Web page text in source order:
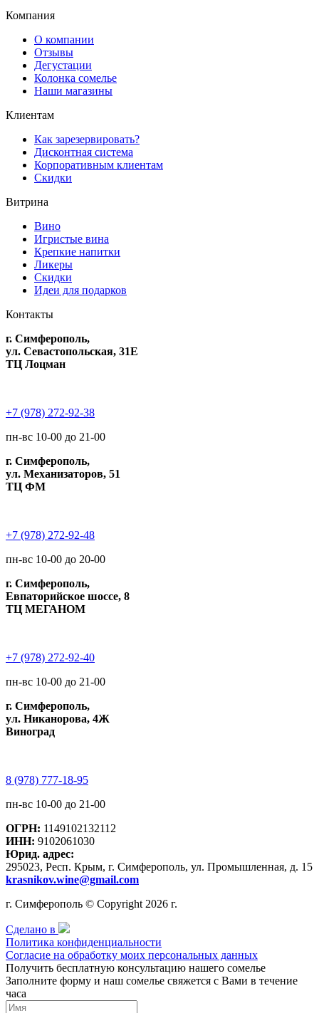
Компания
О компании
Отзывы
Дегустации
Колонка сомелье
Наши магазины
Клиентам
Как зарезервировать?
Дисконтная система
Корпоративным клиентам
Скидки
Витрина
Вино
Игристые вина
Крепкие напитки
Ликеры
Скидки
Идеи для подарков
Контакты
г. Симферополь,
ул. Севастопольская, 31Е
ТЦ Лоцман
+7 (978) 272-92-38
пн-вс 10-00 до 21-00
г. Симферополь,
ул. Механизаторов, 51
ТЦ ФМ
+7 (978) 272-92-48
пн-вс 10-00 до 20-00
г. Симферополь,
Евпаторийское шоссе, 8
ТЦ МЕГАНОМ
+7 (978) 272-92-40
пн-вс 10-00 до 21-00
г. Симферополь,
ул. Никанорова, 4Ж
Виноград
8 (978) 777-18-95
пн-вс 10-00 до 21-00
ОГРН: 1149102132112
ИНН: 9102061030
Юрид. адрес:
295023, Респ. Крым, г. Симферополь, ул. Промышленная, д. 15
krasnikov.wine@gmail.com
г. Симферополь © Copyright 2026 г.
Сделано в
Политика конфиденциальности
Согласие на обработку моих персональных данных
Получить бесплатную консультацию нашего сомелье
Заполните форму и наш сомелье свяжется с Вами в течение
часа